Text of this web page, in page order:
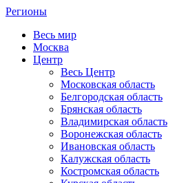
Регионы
Весь мир
Москва
Центр
Весь Центр
Московская область
Белгородская область
Брянская область
Владимирская область
Воронежская область
Ивановская область
Калужская область
Костромская область